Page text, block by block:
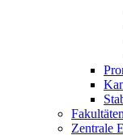
Fakultäten
Zentrale